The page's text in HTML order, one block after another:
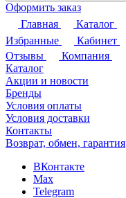
Оформить заказ
Главная
Каталог
Избранные
Кабинет
Отзывы
Компания
Каталог
Акции и новости
Бренды
Условия оплаты
Условия доставки
Контакты
Возврат, обмен, гарантия
ВКонтакте
Max
Telegram